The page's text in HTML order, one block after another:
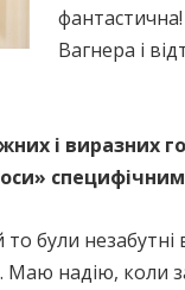
Вагнера і
і виразних
були
надію, коли